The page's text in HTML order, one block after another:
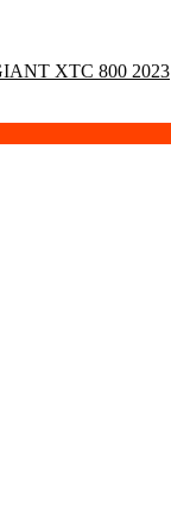
XTC 800 2023